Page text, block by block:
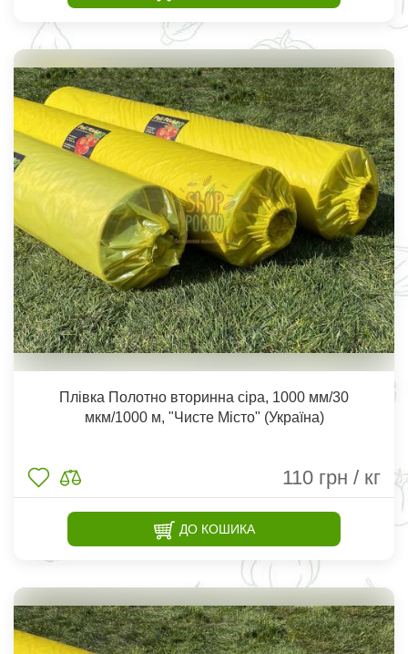
Плівка Полотно вторинна сіра, 1000 мм/30
мкм/1000 м, "Чисте Місто" (Україна)
110 грн / кг
ДО КОШИКА